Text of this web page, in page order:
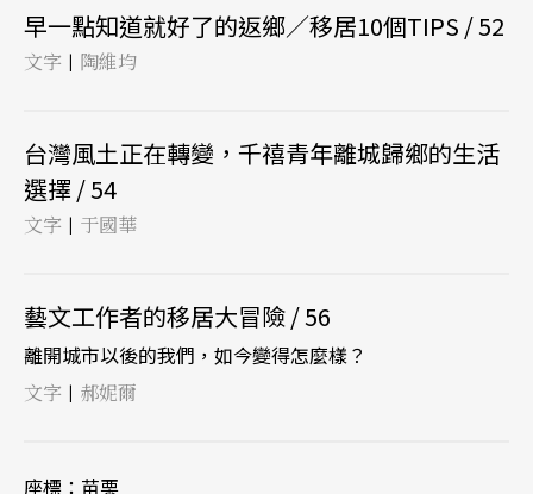
早一點知道就好了的返鄉／移居10個TIPS / 52
文字 | 陶維均
台灣風土正在轉變，千禧青年離城歸鄉的生活
選擇 / 54
文字 | 于國華
藝文工作者的移居大冒險 / 56
離開城市以後的我們，如今變得怎麼樣？
文字 | 郝妮爾
座標：苗栗